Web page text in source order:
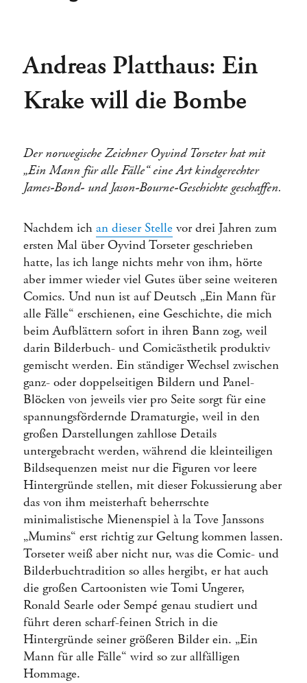
Andreas Platthaus: Ein
Krake will die Bombe
Der norwegische Zeichner Oyvind Torseter hat mit
„Ein Mann für alle Fälle“ eine Art kindgerechter
James-Bond- und Jason-Bourne-Geschichte geschaffen.
Nachdem ichan dieser Stelle vor drei Jahren zum
ersten Mal über Oyvind Torseter geschrieben
hatte, las ich lange nichts mehr von ihm, hörte
aber immer wieder viel Gutes über seine weiteren
Comics. Und nun ist auf Deutsch „Ein Mann für
alle Fälle“ erschienen, eine Geschichte, die mich
beim Aufblättern sofort in ihren Bann zog, weil
darin Bilderbuch- und Comicästhetik produktiv
gemischt werden. Ein ständiger Wechsel zwischen
ganz- oder doppelseitigen Bildern und Panel-
Blöcken von jeweils vier pro Seite sorgt für eine
spannungsfördernde Dramaturgie, weil in den
großen Darstellungen zahllose Details
untergebracht werden, während die kleinteiligen
Bildsequenzen meist nur die Figuren vor leere
Hintergründe stellen, mit dieser Fokussierung aber
das von ihm meisterhaft beherrschte
minimalistische Mienenspiel à la Tove Janssons
„Mumins“ erst richtig zur Geltung kommen lassen.
Torseter weiß aber nicht nur, was die Comic- und
Bilderbuchtradition so alles hergibt, er hat auch
die großen Cartoonisten wie Tomi Ungerer,
Ronald Searle oder Sempé genau studiert und
führt deren scharf-feinen Strich in die
Hintergründe seiner größeren Bilder ein. „Ein
Mann für alle Fälle“ wird so zur allfälligen
Hommage.